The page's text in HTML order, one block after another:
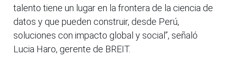
talento tiene un lugar en la frontera de la ciencia de
datos y que pueden construir, desde Perú,
soluciones con impacto global y social”, señaló
Lucia Haro, gerente de BREIT.